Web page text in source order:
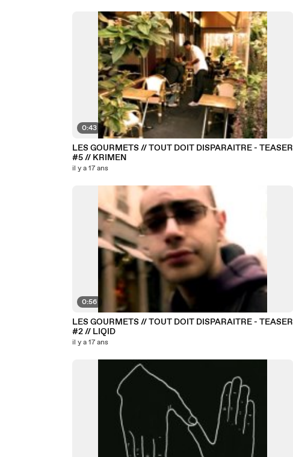
0:43
LES GOURMETS // TOUT DOIT DISPARAITRE - TEASER
#5 // KRIMEN
il y a 17 ans
0:56
LES GOURMETS // TOUT DOIT DISPARAITRE - TEASER
#2 // LIQID
il y a 17 ans